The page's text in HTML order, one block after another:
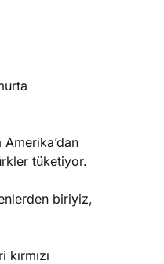
tüketiyor.
biriyiz,